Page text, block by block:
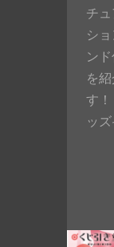
チ
シ
ン
を
す！
ッ